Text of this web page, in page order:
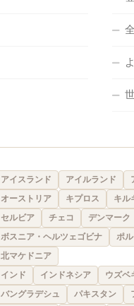
アイスランド アイルランド
オーストリア
キプロス キル
セルビア
チェコ デンマーク
ボスニア・ヘルツェゴビナ
ポ
北マケドニア
インド インドネシア ウズベ
バングラデシュ
パキスタン